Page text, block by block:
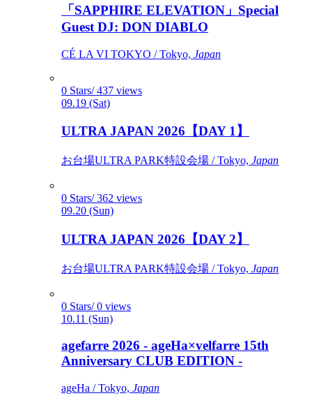
「SAPPHIRE ELEVATION」Special
Guest DJ: DON DIABLO
CÉ LA VI TOKYO / Tokyo, Japan
0 Stars/ 437 views
09.19 (Sat)
ULTRA JAPAN 2026【DAY 1】
お台場ULTRA PARK特設会場 / Tokyo, Japan
0 Stars/ 362 views
09.20 (Sun)
ULTRA JAPAN 2026【DAY 2】
お台場ULTRA PARK特設会場 / Tokyo, Japan
0 Stars/ 0 views
10.11 (Sun)
agefarre 2026 - ageHa×velfarre 15th
Anniversary CLUB EDITION -
ageHa / Tokyo, Japan